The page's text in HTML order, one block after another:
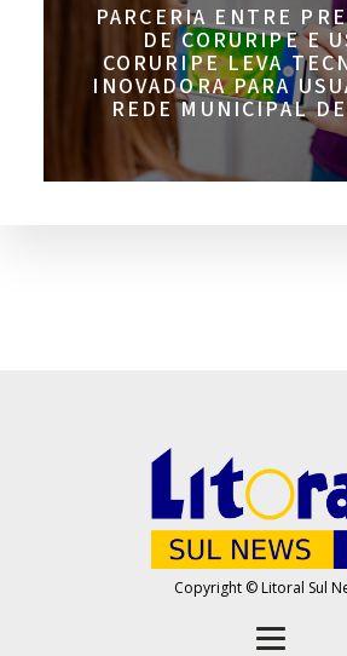
PARCERIA ENTRE
DE CORURIPE E
CORURIPE LEVA
INOVADORA PARA
REDE MUNICIPAL
Copyright © Litoral Sul